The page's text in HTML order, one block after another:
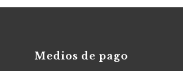
Medios de pago